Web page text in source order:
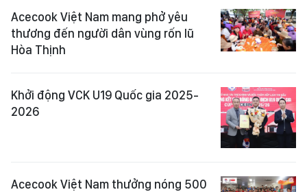
Acecook Việt Nam mang phở yêu
thương đến người dân vùng rốn lũ
Hòa Thịnh
Khởi động VCK U19 Quốc gia 2025-
2026
Acecook Việt Nam thưởng nóng 500